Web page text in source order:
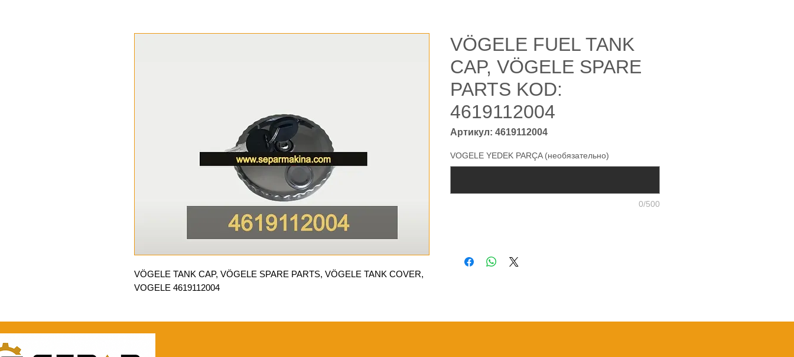
VÖGELE TANK CAP, VÖGELE SPARE PARTS, VÖGELE TANK COVER,
VOGELE 4619112004
VÖGELE FUEL TANK
CAP, VÖGELE SPARE
PARTS KOD:
4619112004
Артикул: 4619112004
VOGELE YEDEK PARÇA (необязательно)
0/500